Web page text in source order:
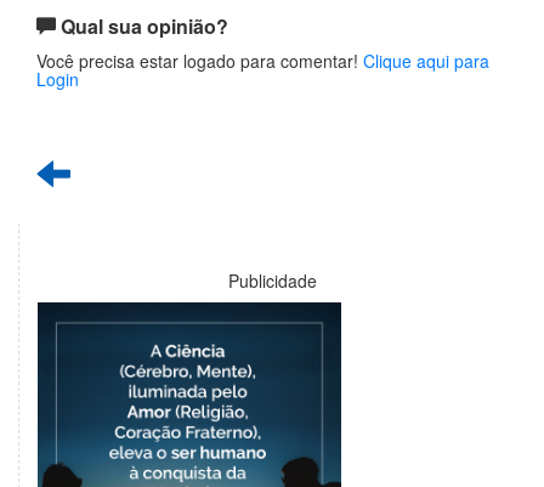
Qual sua opinião?
Você precisa estar logado para comentar! Clique aqui para
Login
Publicidade